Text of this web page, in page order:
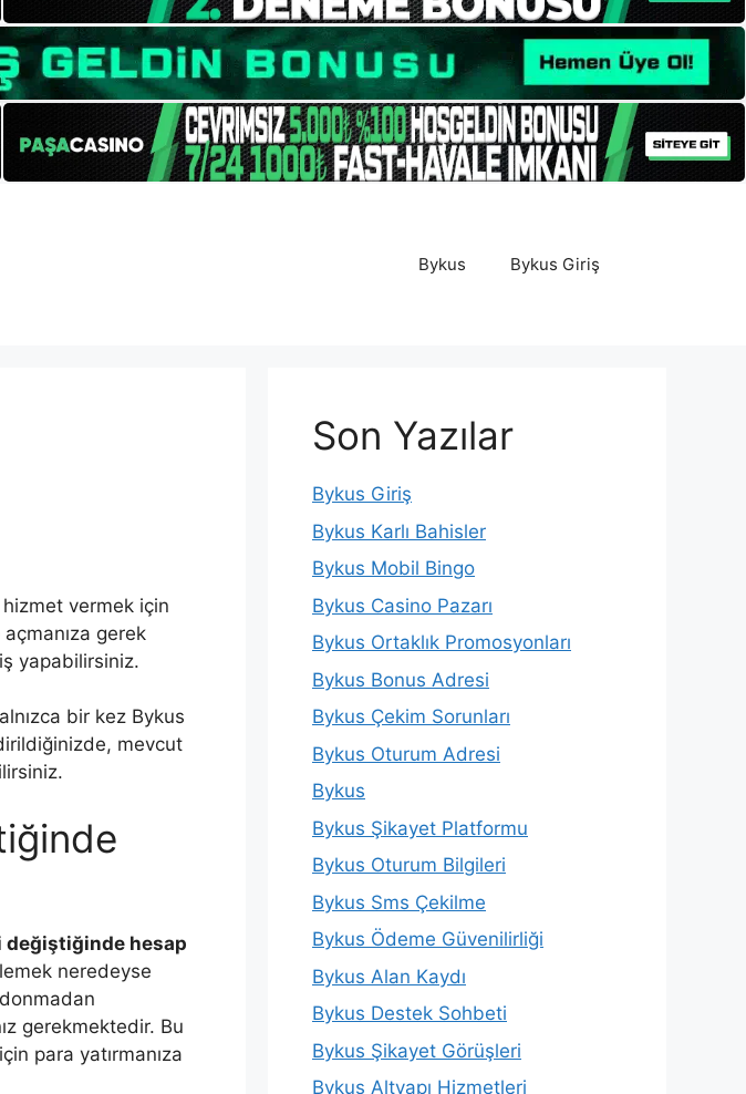
Bykus Bykus Giriş
vermek için
gerek
yapabilirsiniz.
bir kez Bykus
mevcut
değiştiğinde hesap
neredeyse
gerekmektedir. Bu
para yatırmanıza
Son Yazılar
Bykus Giriş
Bykus Karlı Bahisler
Bykus Mobil Bingo
Bykus Casino Pazarı
Bykus Ortaklık Promosyonları
Bykus Bonus Adresi
Bykus Çekim Sorunları
Bykus Oturum Adresi
Bykus
Bykus Şikayet Platformu
Bykus Oturum Bilgileri
Bykus Sms Çekilme
Bykus Ödeme Güvenilirliği
Bykus Alan Kaydı
Bykus Destek Sohbeti
Bykus Şikayet Görüşleri
Bykus Altyapı Hizmetleri